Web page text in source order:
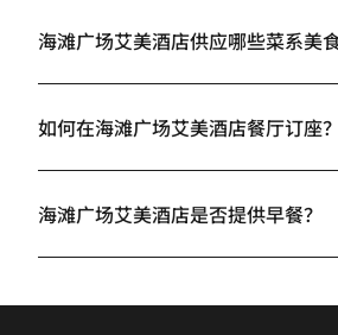
海滩广场艾美酒店供应哪些菜系美食
如何在海滩广场艾美酒店餐厅订座？
海滩广场艾美酒店是否提供早餐？